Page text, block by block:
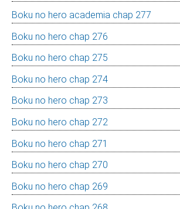
Boku no hero academia chap 277
Boku no hero chap 276
Boku no hero chap 275
Boku no hero chap 274
Boku no hero chap 273
Boku no hero chap 272
Boku no hero chap 271
Boku no hero chap 270
Boku no hero chap 269